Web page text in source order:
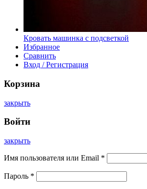
Кровать машинка с подсветкой
Избранное
Сравнить
Вход / Регистрация
Корзина
закрыть
Войти
закрыть
Имя пользователя или Email *
Пароль *